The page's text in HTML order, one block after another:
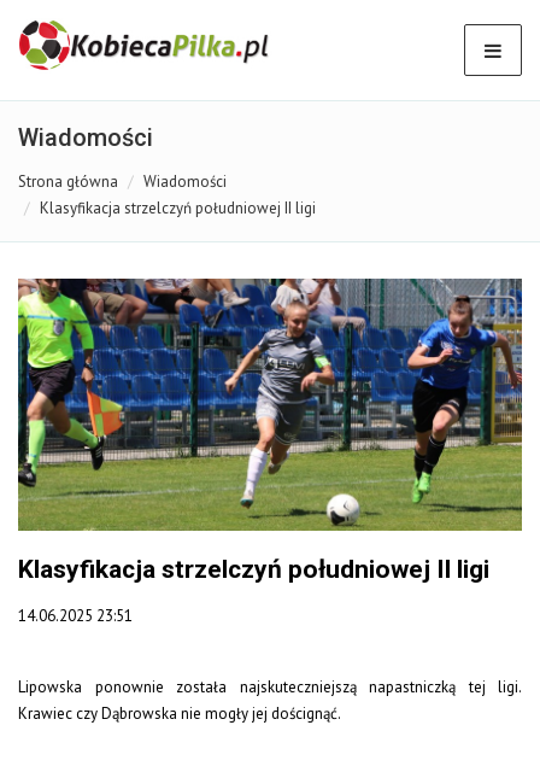
Wiadomości
Strona główna
Wiadomości
Klasyfikacja strzelczyń południowej II ligi
Klasyfikacja strzelczyń południowej II ligi
14.06.2025 23:51
Lipowska ponownie została najskuteczniejszą napastniczką tej ligi.
Krawiec czy Dąbrowska nie mogły jej doścignąć.